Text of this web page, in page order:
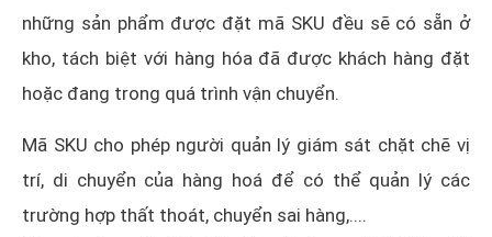
những sản phẩm được đặt mã SKU đều sẽ có sẵn ở
kho, tách biệt với hàng hóa đã được khách hàng đặt
hoặc đang trong quá trình vận chuyển.
Mã SKU cho phép người quản lý giám sát chặt chẽ vị
trí, di chuyển của hàng hoá để có thể quản lý các
trường hợp thất thoát, chuyển sai hàng,....